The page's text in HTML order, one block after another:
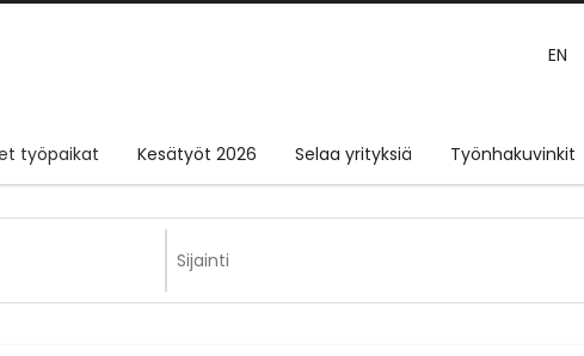
EN
työpaikat Kesätyöt 2026 Selaa yrityksiä Työnhakuvinkit